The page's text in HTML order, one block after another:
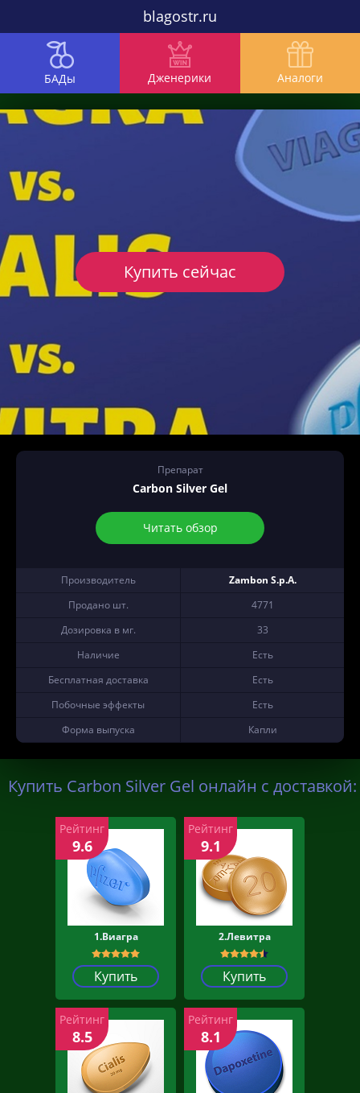
blagostr.ru
БАДы Дженерики Аналоги
Препарат
Carbon Silver Gel
Читать обзор
Производитель
Zambon S.p.A.
Продано шт.
4771
Дозировка в мг.
33
Наличие
Есть
Бесплатная доставка
Есть
Побочные эффекты
Есть
Форма выпуска
Капли
Купить сейчас
Купить Carbon Silver Gel онлайн с доставкой:
1.Виагра
Купить
Рейтинг
9.6
2.Левитра
Купить
Рейтинг
9.1
Рейтинг
8.5
Рейтинг
8.1